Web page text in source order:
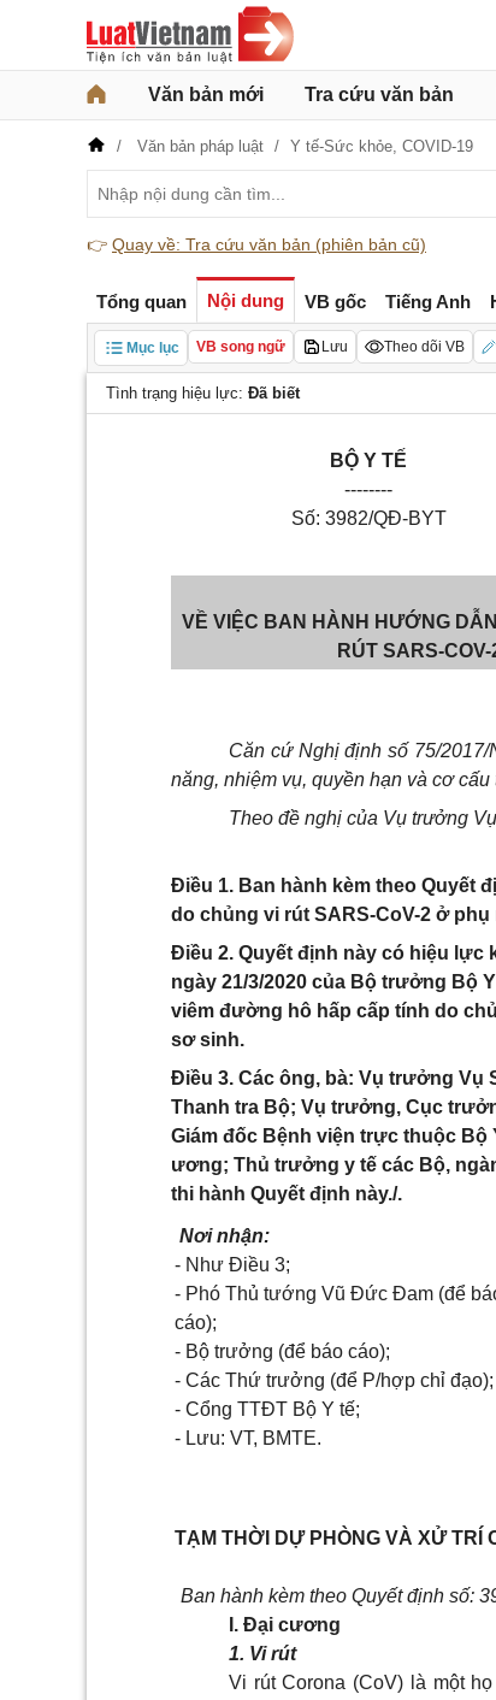
Văn bản mới Tra cứu văn bản
Văn bản pháp luật Y tế-Sức khỏe, COVID-19
👉 Quay về: Tra cứu văn bản (phiên bản cũ)
Tổng quan Nội dung VB gốc Tiếng Anh
Mục lục VB song ngữ Lưu Theo dõi VB
Tình trạng hiệu lực: Đã biết
BỘ Y TẾ
--------
Số: 3982/QĐ-BYT
VỀ VIỆC BAN HÀNH HƯỚNG
RÚT SARS-
Căn cứ Nghị định số 75/
năng, nhiệm vụ, quyền hạn và cơ cấu
Theo đề nghị của Vụ trưởng
Điều 1. Ban hành kèm theo Quyết
do chủng vi rút SARS-CoV-2 ở
Điều 2. Quyết định này có hiệu lực
ngày 21/3/2020 của Bộ trưởng Bộ
viêm đường hô hấp cấp tính do
sơ sinh.
Điều 3. Các ông, bà: Vụ trưởng Vụ
Thanh tra Bộ; Vụ trưởng, Cục
Giám đốc Bệnh viện trực thuộc Bộ
ương; Thủ trưởng y tế các Bộ,
thi hành Quyết định này./.
Nơi nhận:
- Như Điều 3;
- Phó Thủ tướng Vũ Đức Đam (để
cáo);
- Bộ trưởng (để báo cáo);
- Các Thứ trưởng (để P/hợp chỉ đạo);
- Cổng TTĐT Bộ Y tế;
- Lưu: VT, BMTE.
TẠM THỜI DỰ PHÒNG VÀ XỬ TRÍ
Ban hành kèm theo Quyết định số:
I. Đại cương
1. Vi rút
Vi rút Corona (CoV) là một